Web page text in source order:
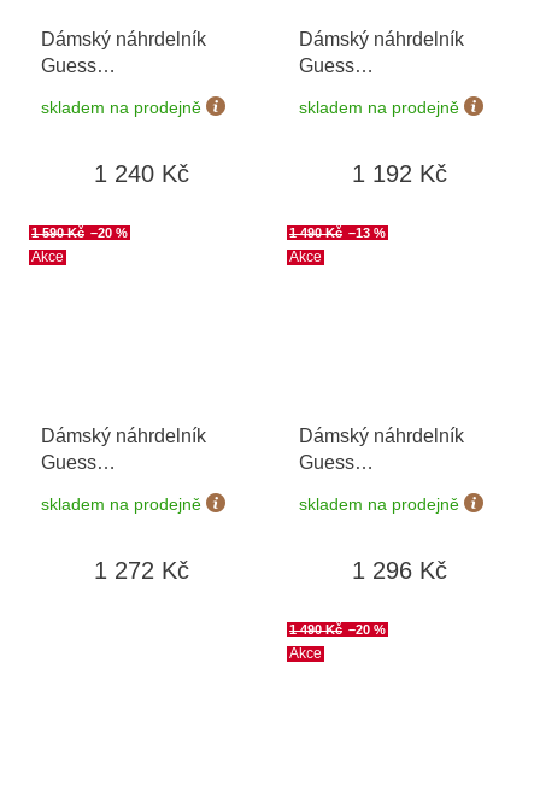
Dámský náhrdelník
Guess
JUBN05107JWRHT/U
skladem na prodejně
1 240 Kč
Dámský náhrdelník
Guess
JUBN03398JWYGT/U
skladem na prodejně
1 192 Kč
Akce
1 590 Kč –20 %
Dámský náhrdelník
Guess
JUBN04052JWYGWHT/U
skladem na prodejně
1 272 Kč
Akce
1 490 Kč –13 %
Dámský náhrdelník
Guess
JUBN04068JWRHT/U
skladem na prodejně
1 296 Kč
Akce
1 490 Kč –20 %